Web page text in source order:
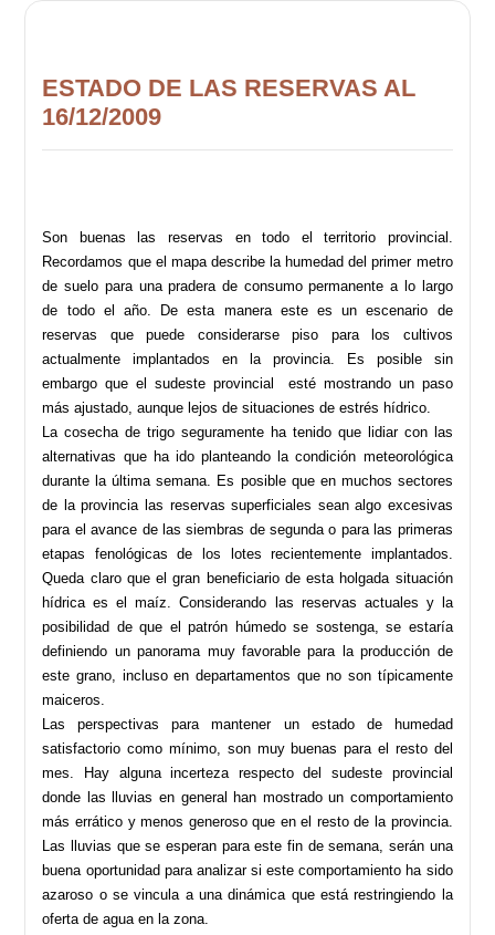
ESTADO DE LAS RESERVAS AL
16/12/2009
Son buenas las reservas en todo el territorio provincial.
Recordamos que el mapa describe la humedad del primer metro
de suelo para una pradera de consumo permanente a lo largo
de todo el año. De esta manera este es un escenario de
reservas que puede considerarse piso para los cultivos
actualmente implantados en la provincia. Es posible sin
embargo que el sudeste provincial esté mostrando un paso
más ajustado, aunque lejos de situaciones de estrés hídrico.
La cosecha de trigo seguramente ha tenido que lidiar con las
alternativas que ha ido planteando la condición meteorológica
durante la última semana. Es posible que en muchos sectores
de la provincia las reservas superficiales sean algo excesivas
para el avance de las siembras de segunda o para las primeras
etapas fenológicas de los lotes recientemente implantados.
Queda claro que el gran beneficiario de esta holgada situación
hídrica es el maíz. Considerando las reservas actuales y la
posibilidad de que el patrón húmedo se sostenga, se estaría
definiendo un panorama muy favorable para la producción de
este grano, incluso en departamentos que no son típicamente
maiceros.
Las perspectivas para mantener un estado de humedad
satisfactorio como mínimo, son muy buenas para el resto del
mes. Hay alguna incerteza respecto del sudeste provincial
donde las lluvias en general han mostrado un comportamiento
más errático y menos generoso que en el resto de la provincia.
Las lluvias que se esperan para este fin de semana, serán una
buena oportunidad para analizar si este comportamiento ha sido
azaroso o se vincula a una dinámica que está restringiendo la
oferta de agua en la zona.